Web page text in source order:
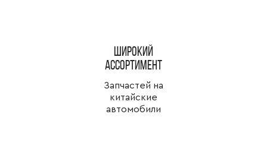
широкий
ассортимент
Запчастей на
китайские
автомобили